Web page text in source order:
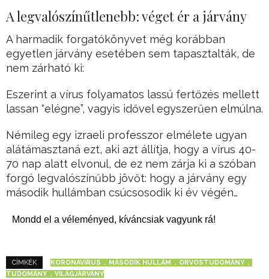
A legvalószínűtlenebb: véget ér a járvány
A harmadik forgatókönyvet még korábban
egyetlen járvány esetében sem tapasztalták, de
nem zárható ki:
Eszerint a vírus folyamatos lassú fertőzés mellett
lassan “elégne”, vagyis idővel egyszerűen elmúlna.
Némileg egy izraeli professzor elmélete ugyan
alátámasztaná ezt, aki azt állítja, hogy a vírus 40-
70 nap alatt elvonul, de ez nem zárja ki a szóban
forgó legvalószínűbb jövőt: hogy a járvány egy
második hullámban csúcsosodik ki év végén…
Mondd el a véleményed, kíváncsiak vagyunk rá!
CÍMKÉK KORONAVÍRUS MÁSODIK HULLÁM
ORVOSTUDOMÁNY
TUDOMÁNY
VILÁGJÁRVÁNY